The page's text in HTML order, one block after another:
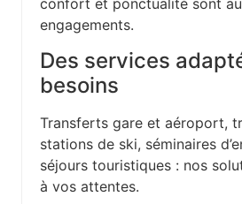
confort et ponctualité sont
engagements.
Des services
besoins
Transferts gare et aéroport,
stations de ski, séminaires
séjours touristiques : nos
à vos attentes.